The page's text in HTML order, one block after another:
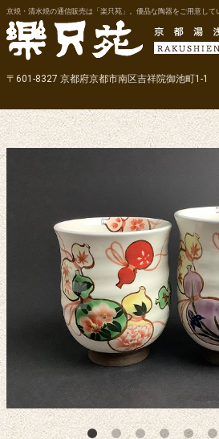
京焼・清水焼の通信販売は「楽只苑」。優品な陶器をご用意して
〒601-8327 京都府京都市南区吉祥院御池町1-1